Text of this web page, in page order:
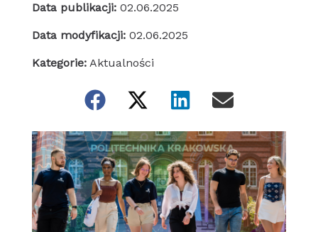
Data publikacji: 02.06.2025
Data modyfikacji: 02.06.2025
Kategorie: Aktualności